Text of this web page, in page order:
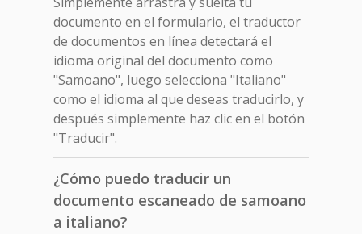
documento en el formulario, el traductor
de documentos en línea detectará el
idioma original del documento como
"Samoano", luego selecciona "Italiano"
como el idioma al que deseas traducirlo, y
después simplemente haz clic en el botón
"Traducir".
¿Cómo puedo traducir un
documento escaneado de samoano
a italiano?